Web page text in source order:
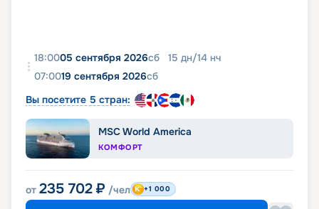
18:0005 сентября 2026сб 15 дн/14 нч
07:0019 сентября 2026сб
Вы посетите 5 стран:
MSC World America
КОМФОРТ
от 235 702 ₽ /чел +1 000